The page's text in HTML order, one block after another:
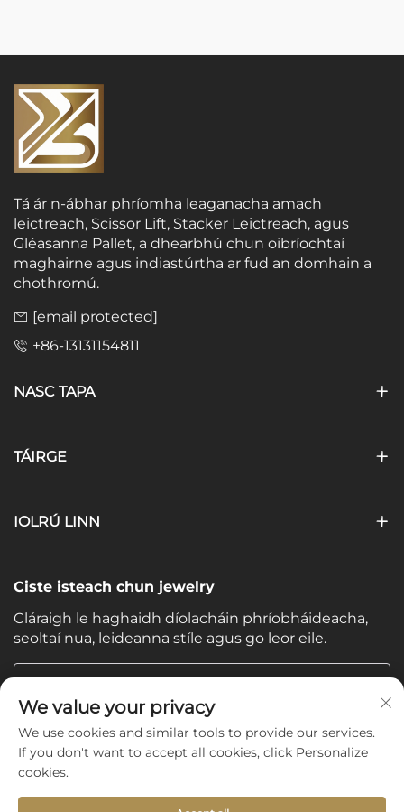
Tá ár n-ábhar phríomha leaganacha amach
leictreach, Scissor Lift, Stacker Leictreach, agus
Gléasanna Pallet, a dhearbhú chun oibríochtaí
maghairne agus indiastúrtha ar fud an domhain a
chothromú.
[email protected]
+86-13131154811
NASC TAPA
TÁIRGE
IOLRÚ LINN
Ciste isteach chun jewelry
Cláraigh le haghaidh díolacháin phríobháideacha,
seoltaí nua, leideanna stíle agus go leor eile.
Do Ríomhphost
Subscribe
We value your privacy
We use cookies and similar tools to provide our services.
If you don't want to accept all cookies, click Personalize
cookies.